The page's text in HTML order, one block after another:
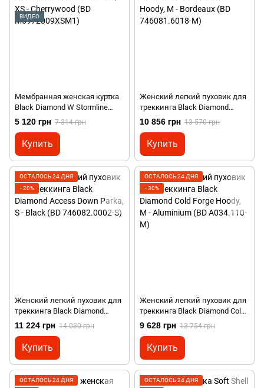
ВИДЕО
Мембранная женская куртка
Black Diamond W Stormline
Stretch Rain Shell, XS -
Cherrywood (BD
M6972009XSM1)
5 120 грн 7 314 грн
Купить
Женский легкий пуховик для
треккинга Black Diamond
Access Down Hoody, M -
Bordeaux (BD 746081.6018-M)
10 856 грн 13 570 грн
Купить
ОСТАЛОСЬ 24 ДНЯ
−20%
Женский легкий пуховик для
треккинга Black Diamond
Access Down Parka, S - Black
(BD 746082.0002-S)
11 224 грн 14 030 грн
Купить
ОСТАЛОСЬ 24 ДНЯ
−30%
Женский легкий пуховик для
треккинга Black Diamond Cold
Forge Hoody, M - Aluminium (BD
A034.110-M)
9 628 грн 13 754 грн
Купить
ОСТАЛОСЬ 24 ДНЯ
ОСТАЛОСЬ 24 ДНЯ